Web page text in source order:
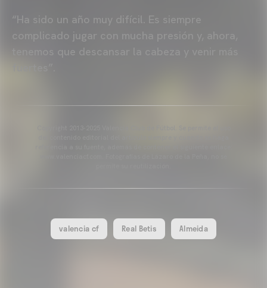
“Ha sido un año muy difícil. Es siempre
complicado jugar con mucha presión y, ahora,
tenemos que descansar la cabeza y venir más
valencia cf Real Betis Almeida